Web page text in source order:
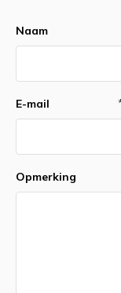
Naam
E-mail
Opmerking